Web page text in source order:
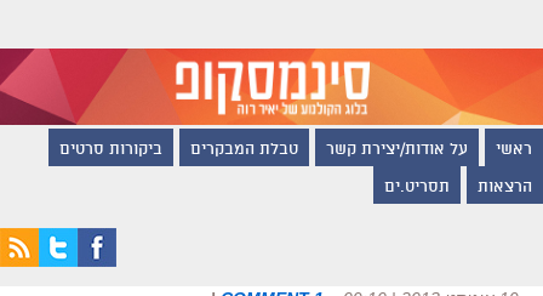
ראשי על אודות/יצירת קשר טבלת המבקרים ביקורות סרטים
הרצאות תסריט.ים